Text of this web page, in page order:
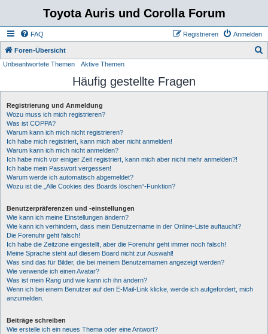
Toyota Auris und Corolla Forum
FAQ Anmelden
Registrieren
Foren-Übersicht
h
Unbeantwortete Themen Aktive Themen
Häufig gestellte Fragen
Registrierung und Anmeldung
Wozu muss ich mich registrieren?
Was ist COPPA?
Warum kann ich mich nicht registrieren?
Ich habe mich registriert, kann mich aber nicht anmelden!
Warum kann ich mich nicht anmelden?
Ich habe mich vor einiger Zeit registriert, kann mich aber nicht mehr anmelden?!
Ich habe mein Passwort vergessen!
Warum werde ich automatisch abgemeldet?
Wozu ist die „Alle Cookies des Boards löschen“-Funktion?
Benutzerpräferenzen und -einstellungen
Wie kann ich meine Einstellungen ändern?
Wie kann ich verhindern, dass mein Benutzername in der Online-Liste auftaucht?
Die Forenuhr geht falsch!
Ich habe die Zeitzone eingestellt, aber die Forenuhr geht immer noch falsch!
Meine Sprache steht auf diesem Board nicht zur Auswahl!
Was sind das für Bilder, die bei meinem Benutzernamen angezeigt werden?
Wie verwende ich einen Avatar?
Was ist mein Rang und wie kann ich ihn ändern?
Wenn ich bei einem Benutzer auf den E-Mail-Link klicke, werde ich aufgefordert, mich
anzumelden.
Beiträge schreiben
Wie erstelle ich ein neues Thema oder eine Antwort?